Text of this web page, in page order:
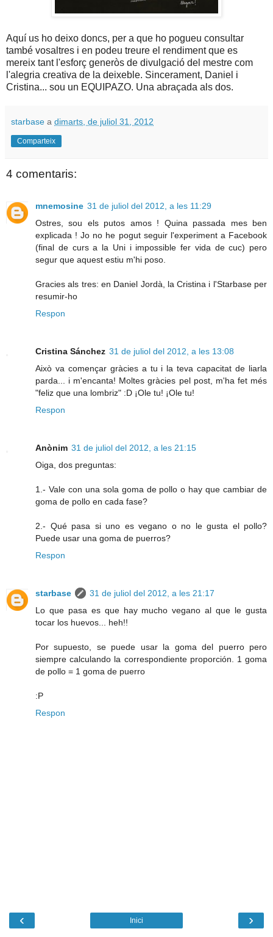
Aquí us ho deixo doncs, per a que ho pogueu consultar
també vosaltres i en podeu treure el rendiment que es
mereix tant l'esforç generòs de divulgació del mestre com
l'alegria creativa de la deixeble. Sincerament, Daniel i
Cristina... sou un EQUIPAZO. Una abraçada als dos.
starbase a dimarts, de juliol 31, 2012
Comparteix
4 comentaris:
mnemosine 31 de juliol del 2012, a les 11:29
Ostres, sou els putos amos ! Quina passada mes ben
explicada ! Jo no he pogut seguir l'experiment a Facebook
(final de curs a la Uni i impossible fer vida de cuc) pero
segur que aquest estiu m'hi poso.
Gracies als tres: en Daniel Jordà, la Cristina i l'Starbase per
resumir-ho
Respon
Cristina Sánchez 31 de juliol del 2012, a les 13:08
Això va començar gràcies a tu i la teva capacitat de liarla
parda... i m'encanta! Moltes gràcies pel post, m'ha fet més
"feliz que una lombriz" :D ¡Ole tu! ¡Ole tu!
Respon
Anònim 31 de juliol del 2012, a les 21:15
Oiga, dos preguntas:
1.- Vale con una sola goma de pollo o hay que cambiar de
goma de pollo en cada fase?
2.- Qué pasa si uno es vegano o no le gusta el pollo?
Puede usar una goma de puerros?
Respon
starbase
31 de juliol del 2012, a les 21:17
Lo que pasa es que hay mucho vegano al que le gusta
tocar los huevos... heh!!
Por supuesto, se puede usar la goma del puerro pero
siempre calculando la correspondiente proporción. 1 goma
de pollo = 1 goma de puerro
:P
Respon
‹ ›
Inici